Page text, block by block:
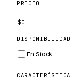
HYUNDAI
PRECIO
$0
DISPONIBILIDAD
En Stock